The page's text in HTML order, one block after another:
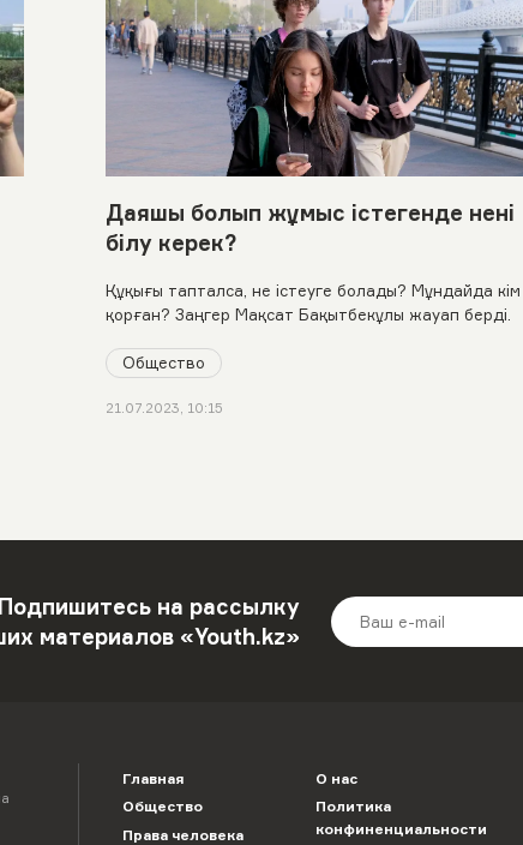
Даяшы болып жұмыс істегенде нені
білу керек?
Құқығы тапталса, не істеуге болады? Мұндайда кім
қорған? Заңгер Мақсат Бақытбекұлы жауап берді.
Общество
21.07.2023, 10:15
Подпишитесь на рассылку
материалов «Youth.kz»
Главная
Общество
Права человека
О нас
Политика
конфиненциальности